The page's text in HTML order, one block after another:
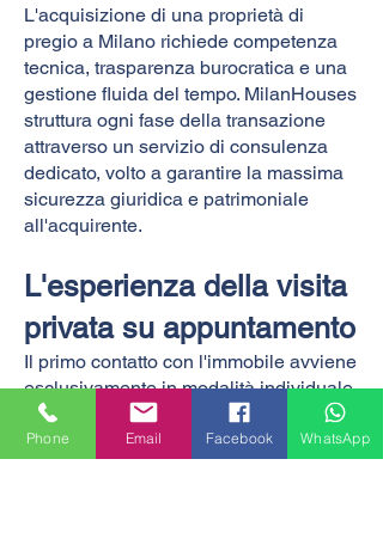
L'acquisizione di una proprietà di
pregio a Milano richiede competenza
tecnica, trasparenza burocratica e una
gestione fluida del tempo. MilanHouses
struttura ogni fase della transazione
attraverso un servizio di consulenza
dedicato, volto a garantire la massima
sicurezza giuridica e patrimoniale
all'acquirente.
L'esperienza della visita
privata su appuntamento
Il primo contatto con l'immobile avviene
esclusivamente in modalità individuale.
Lavisita privata dedicata
è calibrata
sulle disponibilità del cliente,
garantendo il tempo necessario e il
Phone Email Facebook WhatsApp